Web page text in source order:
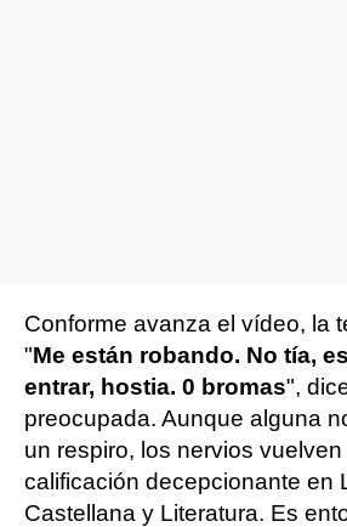
Conforme avanza el vídeo, la
"Me están robando. No tía,
entrar, hostia. 0 bromas",
preocupada. Aunque alguna
un respiro, los nervios
calificación decepcionante en
Castellana y Literatura. Es